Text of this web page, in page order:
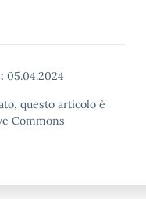
05.04.2024
questo articolo è
Commons